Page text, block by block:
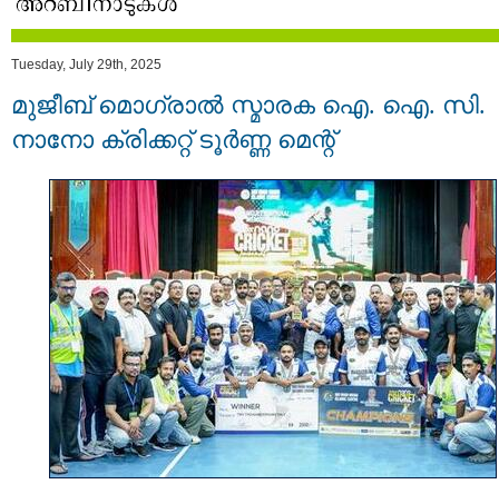
Tuesday, July 29th, 2025
മുജീബ് മൊഗ്രാൽ സ്മാരക ഐ. ഐ. സി.
നാനോ ക്രിക്കറ്റ് ടൂർണ്ണ മെന്റ്